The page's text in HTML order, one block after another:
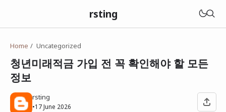
rsting
Home Uncategorized
청년미래적금 가입 전 꼭 확인해야 할 모든
정보
rsting
•17 June 2026